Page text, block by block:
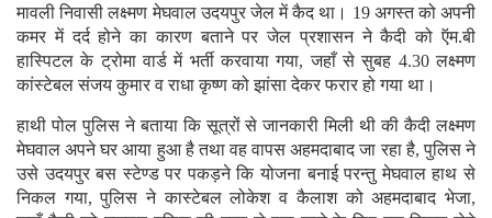
मावली निवासी लक्ष्मण मेघवाल उदयपुर जेल में कैद था। 19 अगस्त को अपनी
कमर में दर्द होने का कारण बताने पर जेल प्रशासन ने कैदी को ऍम.बी
हास्पिटल के ट्रोमा वार्ड में भर्ती करवाया गया, जहाँ से सुबह 4.30 लक्ष्मण
कांस्टेबल संजय कुमार व राधा कृष्ण को झांसा देकर फरार हो गया था।
हाथी पोल पुलिस ने बताया कि सूत्रों से जानकारी मिली थी की कैदी लक्ष्मण
मेघवाल अपने घर आया हुआ है तथा वह वापस अहमदाबाद जा रहा है, पुलिस ने
उसे उदयपुर बस स्टेण्ड पर पकड़ने कि योजना बनाई परन्तु मेघवाल हाथ से
निकल गया, पुलिस ने कास्टेबल लोकेश व कैलाश को अहमदाबाद भेजा,